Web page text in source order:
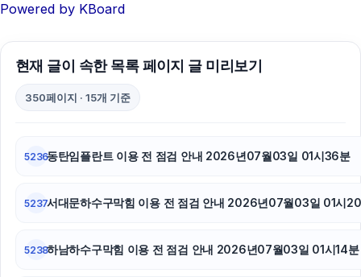
이혼변호사
용인변호사
Powered by KBoard
현재 글이 속한 목록 페이지 글 미리보기
350페이지 · 15개 기준
5236동탄임플란트 이용 전 점검 안내 2026년07월03일 01시36분
5237서대문하수구막힘 이용 전 점검 안내 2026년07월03일 01시
5238하남하수구막힘 이용 전 점검 안내 2026년07월03일 01시14분